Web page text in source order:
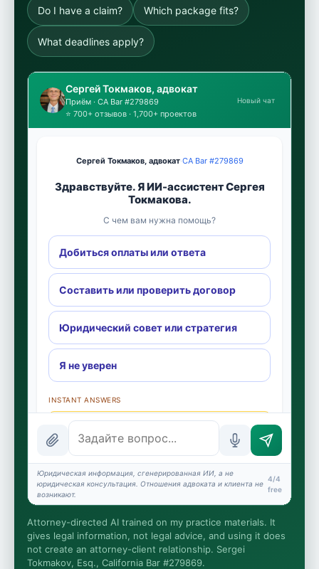
Do I have a claim? Which package fits?
What deadlines apply?
Сергей Токмаков, адвокат
Приём · CA Bar #279869
⭐ 700+ отзывов · 1,700+ проектов
Новый чат
Сергей Токмаков, адвокат·CA Bar #279869
Здравствуйте. Я ИИ-ассистент Сергея
Токмакова.
С чем вам нужна помощь?
Добиться оплаты или ответа
Составить или проверить договор
Юридический совет или стратегия
Я не уверен
INSTANT ANSWERS
What is the AI Legal Analyst?
How attorney review works
What does it cost?
Is this legal advice?
More (1)
Я организую приём дела. Юридическую работу
Юридическая информация, сгенерированная ИИ, а не
юридическая консультация. Отношения адвоката и клиента не
возникают.
4/4
free
Attorney-directed AI trained on my practice materials. It
gives legal information, not legal advice, and using it does
not create an attorney-client relationship. Sergei
Tokmakov, Esq., California Bar #279869.